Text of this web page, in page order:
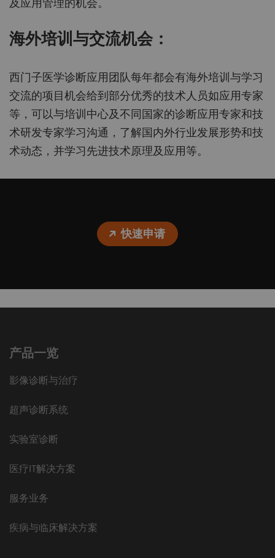
及应用管理的机会。
海外培训与交流机会：
西门子医学诊断应用团队每年都会有海外培训与学习
交流的项目机会给到部分优秀的技术人员如应用专家
等，可以与培训中心及不同国家的诊断应用专家和技
术研发专家学习沟通，了解国内外行业发展形势和技
术动态，并学习先进技术原理及应用等。
快速申请
产品一览
影像诊断与治疗
超声诊断系统
实验室诊断
医疗IT解决方案
服务业务
疾病与临床解决方案